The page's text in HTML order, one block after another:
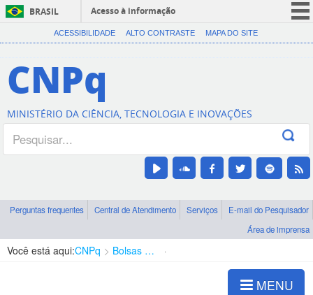
BRASIL
Acesso à informação
CORONAVÍRUS (COVID-19)
Canais
ACESSIBILIDADE ALTO CONTRASTE MAPA DO SITE
CNPq
MINISTÉRIO DA CIÊNCIA, TECNOLOGIA E INOVAÇÕES
Perguntas frequentes Central de Atendimento Serviços
E-mail do Pesquisador
Área de imprensa
Você está aqui:CNPq Bolsas e Auxílios Vigentes
MENU